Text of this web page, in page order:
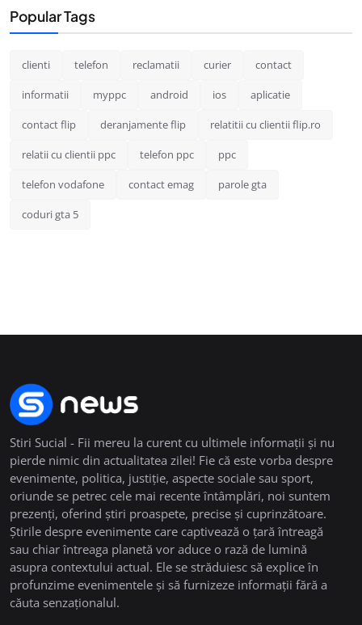
Popular Tags
clienti telefon reclamatii curier contact
informatii myppc android ios aplicatie
contact flip deranjamente flip relatitii cu clientii flip.ro
relatii cu clientii ppc telefon ppc ppc
telefon vodafone contact emag parole gta
coduri gta 5
Stiri Sucial - Fii mereu la curent cu ultimele informații și nu
pierde nimic din actualitatea zilei! Fie că este vorba despre
evenimente, politica, justiție, aspecte sociale sau sport,
oriunde se petrec cele mai recente întâmplări, noi suntem
prezenți, oferind știri proaspete, precise și cuprinzătoare.
Știrile despre evenimente care captivează o țară întreagă
sau chiar întreaga planetă vor aduce o rază de lumină
asupra contextului actual. Ele se străduiesc să explice în
profunzime evenimentele și să furnizeze informații fără a
căuta senzaționalul.